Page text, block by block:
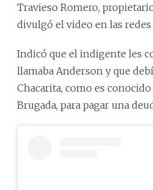
Travieso Romero,
divulgó el video en las redes
Indicó que el indigente les
llamaba Anderson y que
Chacarita, como es
Brugada, para pagar una